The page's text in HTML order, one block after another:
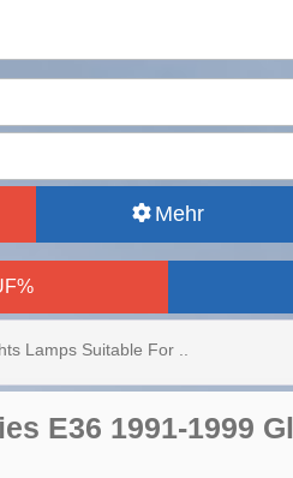
Mehr
Lamps Suitable For ..
E36 1991-1999